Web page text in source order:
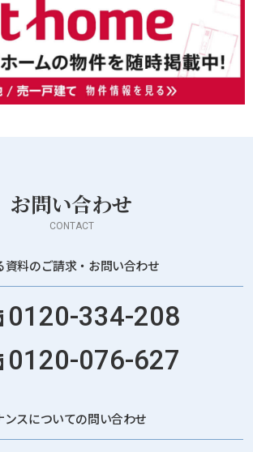
お問い合わせ
CONTACT
資料のご請求・お問い合わせ
0120-334-208
0120-076-627
ンスについての問い合わせ